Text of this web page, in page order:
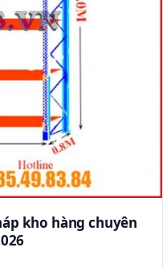
kho hàng chuyên